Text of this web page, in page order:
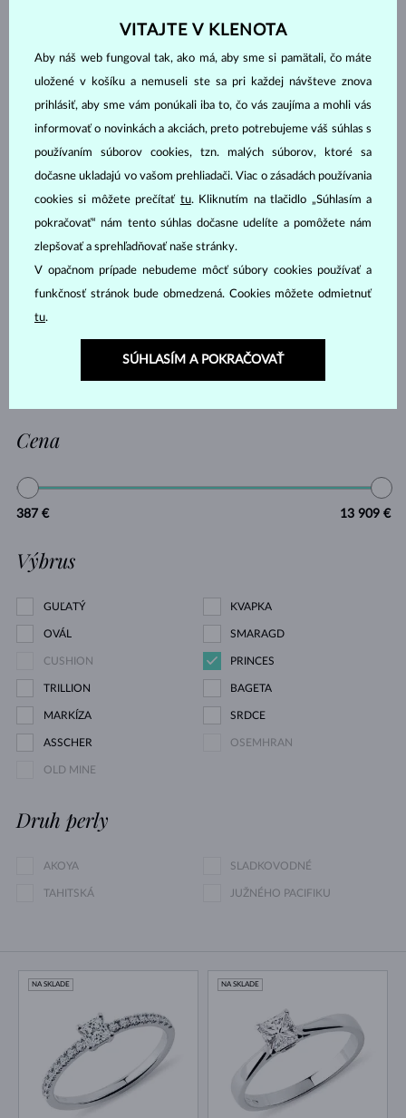
DIAMANT LAB GROWN
MODRÝ
DIAMANT LAB GROWN
RŮŽOVÝ
DIAMANT CHAMPAGNE
DIAMANT ZELENÝ ZAFÍR MODRÝ
ZAFÍR RUŽOVÝ SMARAGD
RUBÍN PERLA
AKVAMARÍN AMETYST FIALOVÝ
AMETYST ZELENÝ CITRÍN
TURMALÍN RUŽOVÝ TURMALÍN ZELENÝ
Cena
387 € 13 909 €
Výbrus
GUĽATÝ KVAPKA
OVÁL SMARAGD
CUSHION PRINCES
TRILLION BAGETA
MARKÍZA SRDCE
ASSCHER OSEMHRAN
OLD MINE
Druh perly
AKOYA SLADKOVODNÉ
TAHITSKÁ JUŽNÉHO PACIFIKU
NA SKLADE NA SKLADE
VITAJTE V KLENOTA
Aby náš web fungoval tak, ako má, aby sme si pamätali, čo máte
uložené v košíku a nemuseli ste sa pri každej návšteve znova
prihlásiť, aby sme vám ponúkali iba to, čo vás zaujíma a mohli vás
informovať o novinkách a akciách, preto potrebujeme váš súhlas s
používaním súborov cookies, tzn. malých súborov, ktoré sa
dočasne ukladajú vo vašom prehliadači. Viac o zásadách používania
cookies si môžete prečítať tu. Kliknutím na tlačidlo „Súhlasím a
pokračovať“ nám tento súhlas dočasne udelíte a pomôžete nám
zlepšovať a sprehľadňovať naše stránky.
V opačnom prípade nebudeme môcť súbory cookies používať a
funkčnosť stránok bude obmedzená. Cookies môžete odmietnuť
tu.
SÚHLASÍM A POKRAČOVAŤ